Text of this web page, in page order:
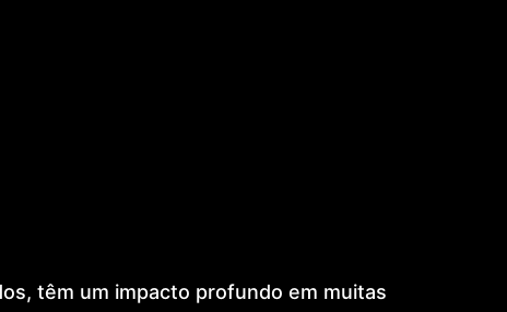
têm um impacto profundo em muitas